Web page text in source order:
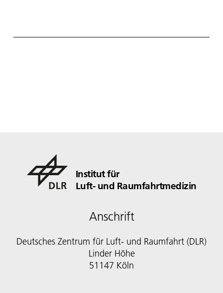
Institut für
Luft- und Raumfahrtmedizin
Anschrift
Deutsches Zentrum für Luft- und Raumfahrt (DLR)
Linder Höhe
51147 Köln